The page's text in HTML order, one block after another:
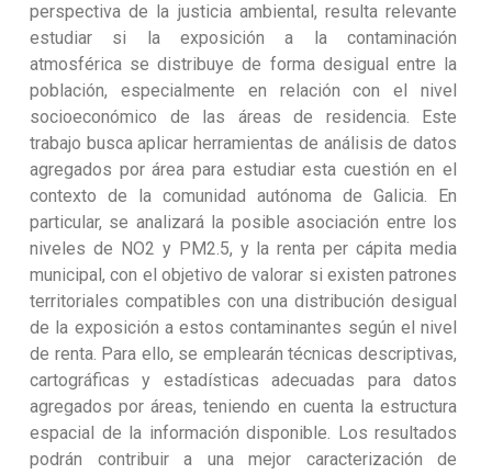
perspectiva de la justicia ambiental, resulta relevante
estudiar si la exposición a la contaminación
atmosférica se distribuye de forma desigual entre la
población, especialmente en relación con el nivel
socioeconómico de las áreas de residencia. Este
trabajo busca aplicar herramientas de análisis de datos
agregados por área para estudiar esta cuestión en el
contexto de la comunidad autónoma de Galicia. En
particular, se analizará la posible asociación entre los
niveles de NO2 y PM2.5, y la renta per cápita media
municipal, con el objetivo de valorar si existen patrones
territoriales compatibles con una distribución desigual
de la exposición a estos contaminantes según el nivel
de renta. Para ello, se emplearán técnicas descriptivas,
cartográficas y estadísticas adecuadas para datos
agregados por áreas, teniendo en cuenta la estructura
espacial de la información disponible. Los resultados
podrán contribuir a una mejor caracterización de